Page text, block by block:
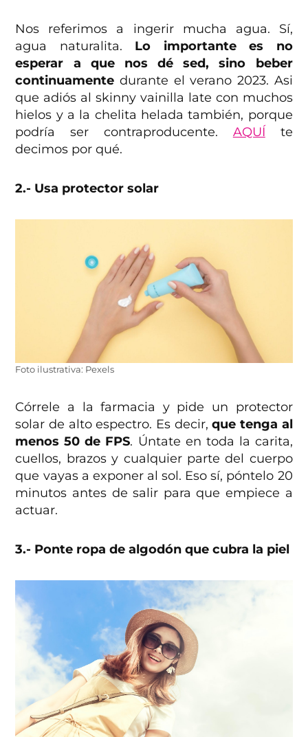
Nos referimos a ingerir mucha agua. Sí,
agua naturalita. Lo importante es no
esperar a que nos dé sed, sino beber
continuamente durante el verano 2023. Asi
que adiós al skinny vainilla late con muchos
hielos y a la chelita helada también, porque
podría ser contraproducente. AQUÍ te
decimos por qué.
2.- Usa protector solar
Foto ilustrativa: Pexels
Córrele a la farmacia y pide un protector
solar de alto espectro. Es decir,que tenga al
menos 50 de FPS. Úntate en toda la carita,
cuellos, brazos y cualquier parte del cuerpo
que vayas a exponer al sol. Eso sí, póntelo 20
minutos antes de salir para que empiece a
actuar.
3.- Ponte ropa de algodón que cubra la piel